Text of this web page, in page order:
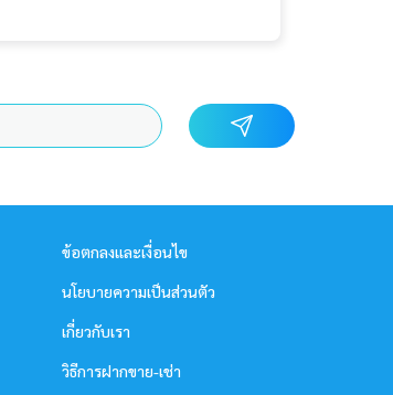
ข้อตกลงและเงื่อนไข
นโยบายความเป็นส่วนตัว
เกี่ยวกับเรา
วิธีการฝากขาย-เช่า